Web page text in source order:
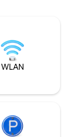
einem
einem
Personen und
*nur buchbar für
WLAN